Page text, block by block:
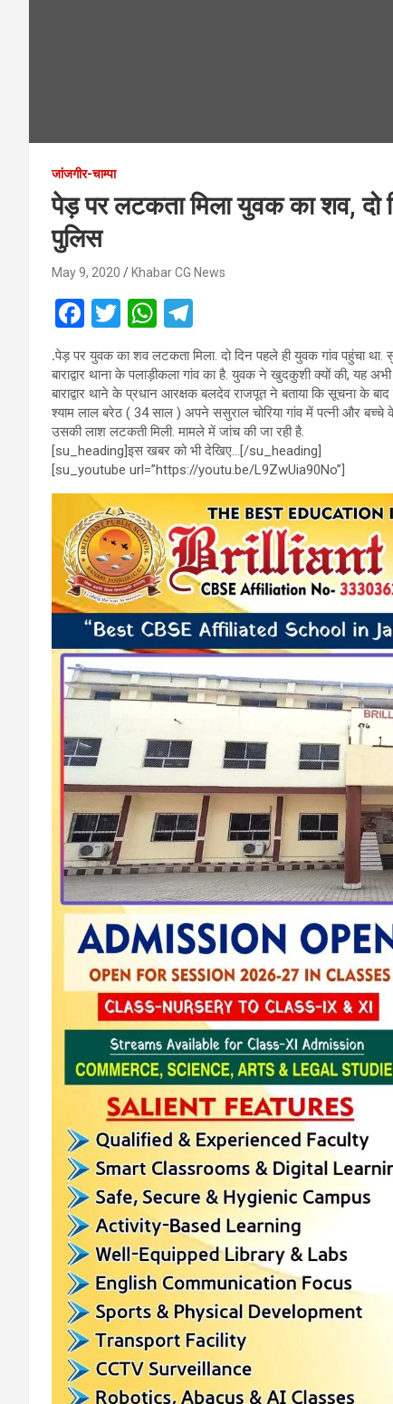
जांजगीर-चाम्पा
पेड़ पर लटकता मिला युवक का शव, दो
पुलिस
May 9, 2020 Khabar CG News
F
a
ce
b
o
o
k
T
wi
tt
er
W
h
at
s
A
p
p
el
e
gr
a
m
.पेड़ पर युवक का शव लटकता मिला. दो दिन पहले ही युवक गांव पहुंचा
बाराद्वार थाना के पलाड़ीकला गांव का है. युवक ने खुदकुशी क्यों की, यह
बाराद्वार थाने के प्रधान आरक्षक बलदेव राजपूत ने बताया कि सूचना के
श्याम लाल बरेठ ( 34 साल ) अपने ससुराल चोरिया गांव में पत्नी और
उसकी लाश लटकती मिली. मामले में जांच की जा रही है.
[su_heading]इस खबर को भी देखिए…[/su_heading]
[su_youtube url=”https://youtu.be/L9ZwUia90No”]